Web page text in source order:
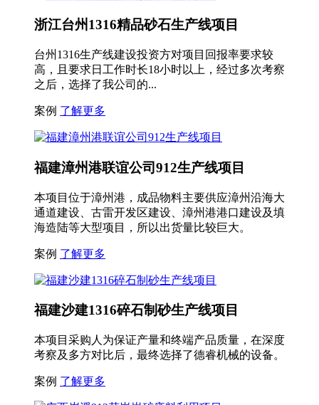
浙江台州1316精品砂石生产线项目
台州1316生产线建设投资方对项目回报率要求较
高，且要求日工作时长18小时以上，经过多次考察
之后，选择了我公司的...
案例 了解更多
福建漳州港联谊公司912生产线项目
本项目位于漳州港，成品物料主要供应漳州沿海大
通道建设、古雷开发区建设、漳州港港口建设及填
海造陆等大型项目，所以出货量比较巨大。
案例 了解更多
福建沙建1316碎石制砂生产线项目
本项目采购人为保证产量和终端产品质量，在深度
考察及多方对比后，最终选择了德睿机械的设备。
案例 了解更多